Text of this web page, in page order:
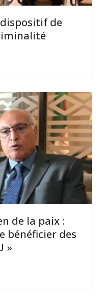
dispositif de
de la paix :
bénéficier des
»